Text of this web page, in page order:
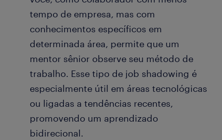
tempo de empresa, mas com
conhecimentos específicos em
determinada área, permite que um
mentor sênior observe seu método de
trabalho. Esse tipo de job shadowing é
especialmente útil em áreas tecnológicas
ou ligadas a tendências recentes,
promovendo um aprendizado
bidirecional.